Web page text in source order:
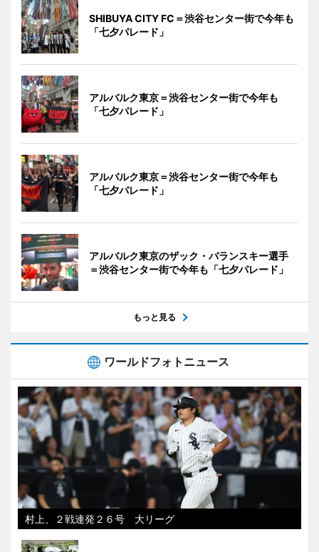
SHIBUYA CITY FC＝渋谷センター街で今年も
「七夕パレード」
アルバルク東京＝渋谷センター街で今年も
「七夕パレード」
アルバルク東京＝渋谷センター街で今年も
「七夕パレード」
アルバルク東京のザック・バランスキー選手
＝渋谷センター街で今年も「七夕パレード」
もっと見る
ワールドフォトニュース
村上、２戦連発２６号 大リーグ